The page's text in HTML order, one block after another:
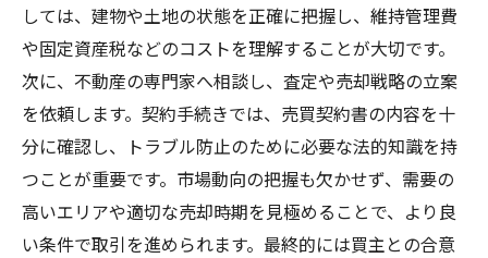
しては、建物や土地の状態を正確に把握し、維持管理費
や固定資産税などのコストを理解することが大切です。
次に、不動産の専門家へ相談し、査定や売却戦略の立案
を依頼します。契約手続きでは、売買契約書の内容を十
分に確認し、トラブル防止のために必要な法的知識を持
つことが重要です。市場動向の把握も欠かせず、需要の
高いエリアや適切な売却時期を見極めることで、より良
い条件で取引を進められます。最終的には買主との合意